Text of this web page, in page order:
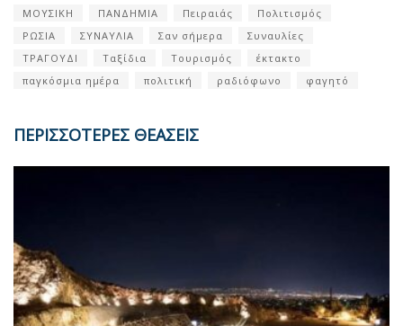
ΜΟΥΣΙΚΗ ΠΑΝΔΗΜΙΑ Πειραιάς
Πολιτισμός
ΡΩΣΙΑ
ΣΥΝΑΥΛΙΑ Σαν σήμερα
Συναυλίες
ΤΡΑΓΟΥΔΙ
Ταξίδια Τουρισμός
έκτακτο
παγκόσμια ημέρα
πολιτική ραδιόφωνο φαγητό
ΠΕΡΙΣΣΟΤΕΡΕΣ ΘΕΑΣΕΙΣ